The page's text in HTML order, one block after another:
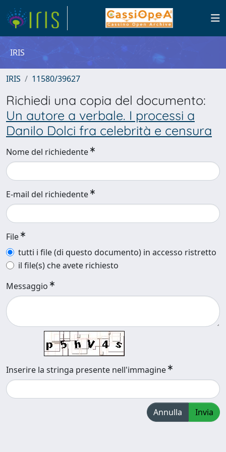
IRIS
IRIS 11580/39627
Richiedi una copia del documento:
Un autore a verbale. I processi a
Danilo Dolci fra celebrità e censura
Nome del richiedente
E-mail del richiedente
File
tutti i file (di questo documento) in accesso ristretto
il file(s) che avete richiesto
Messaggio
Inserire la stringa presente nell'immagine
Annulla Invia